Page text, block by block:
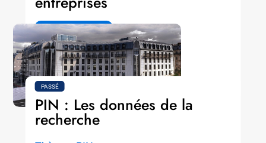
LIRE LA SUITE
PASSÉ
PIN : Les données de la
recherche